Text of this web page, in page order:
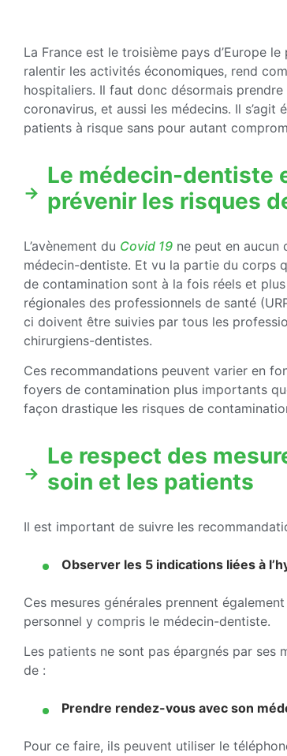
La France est le troisième pays d’Europe
ralentir les activités économiques, rend
hospitaliers. Il faut donc désormais
coronavirus, et aussi les médecins. Il
patients à risque sans pour autant
Le médecin-dentiste
prévenir les risques
L’avènement du Covid 19 ne peut en aucun
médecin-dentiste. Et vu la partie du corps
de contamination sont à la fois réels et
régionales des professionnels de santé
ci doivent être suivies par tous les
chirurgiens-dentistes.
Ces recommandations peuvent varier en
foyers de contamination plus importants
façon drastique les risques de
Le respect des
soin et les patients
Il est important de suivre les
Observer les 5 indications liées à
Ces mesures générales prennent
personnel y compris le médecin-dentiste.
Les patients ne sont pas épargnés par ses
de :
Prendre rendez-vous avec son
Pour ce faire, ils peuvent utiliser le